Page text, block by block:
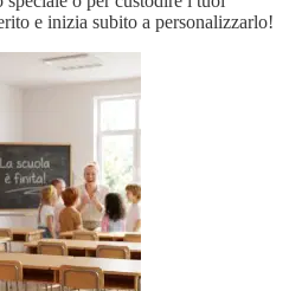
e inizia subito a personalizzarlo!